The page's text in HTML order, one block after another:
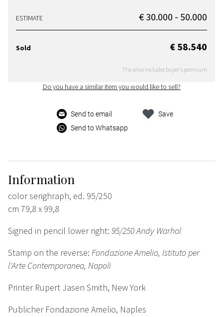
ESTIMATE € 30.000 - 50.000
Sold € 58.540
The price includes buyer's premium
Do you have a similar item you would like to sell?
Send to email
Send to Whatsapp
Save
Information
color serighraph, ed. 95/250
cm 79,8 x 99,8
Signed in pencil lower right: 95/250 Andy Warhol
Stamp on the reverse: Fondazione Amelio, Istituto per
l'Arte Contemporanea, Napoli
Printer Rupert Jasen Smith, New York
Publicher Fondazione Amelio, Naples